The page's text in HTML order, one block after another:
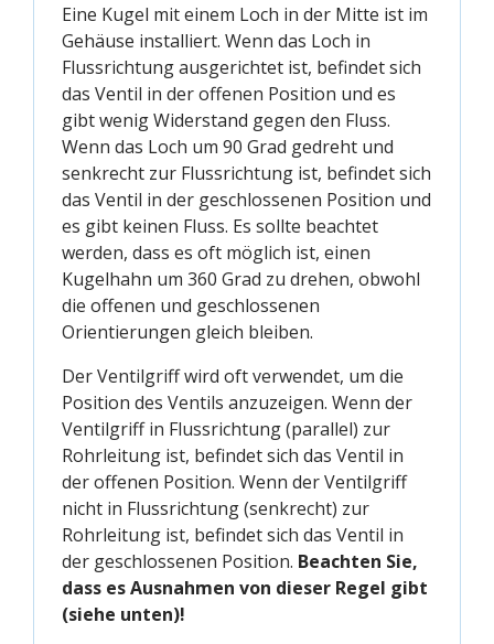
Eine Kugel mit einem Loch in der Mitte ist im
Gehäuse installiert. Wenn das Loch in
Flussrichtung ausgerichtet ist, befindet sich
das Ventil in der offenen Position und es
gibt wenig Widerstand gegen den Fluss.
Wenn das Loch um 90 Grad gedreht und
senkrecht zur Flussrichtung ist, befindet sich
das Ventil in der geschlossenen Position und
es gibt keinen Fluss. Es sollte beachtet
werden, dass es oft möglich ist, einen
Kugelhahn um 360 Grad zu drehen, obwohl
die offenen und geschlossenen
Orientierungen gleich bleiben.
Der Ventilgriff wird oft verwendet, um die
Position des Ventils anzuzeigen. Wenn der
Ventilgriff in Flussrichtung (parallel) zur
Rohrleitung ist, befindet sich das Ventil in
der offenen Position. Wenn der Ventilgriff
nicht in Flussrichtung (senkrecht) zur
Rohrleitung ist, befindet sich das Ventil in
der geschlossenen Position. Beachten Sie,
dass es Ausnahmen von dieser Regel gibt
(siehe unten)!